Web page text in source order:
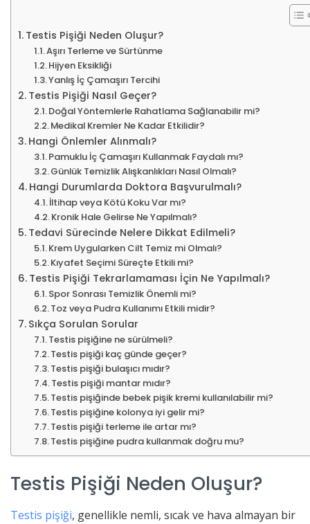
Testis Pişiği Neden Oluşur?
Aşırı Terleme ve Sürtünme
Hijyen Eksikliği
Yanlış İç Çamaşırı Tercihi
Testis Pişiği Nasıl Geçer?
Doğal Yöntemlerle Rahatlama Sağlanabilir mi?
Medikal Kremler Ne Kadar Etkilidir?
Hangi Önlemler Alınmalı?
Pamuklu İç Çamaşırı Kullanmak Faydalı mı?
Günlük Temizlik Alışkanlıkları Nasıl Olmalı?
Hangi Durumlarda Doktora Başvurulmalı?
İltihap veya Kötü Koku Var mı?
Kronik Hale Gelirse Ne Yapılmalı?
Tedavi Sürecinde Nelere Dikkat Edilmeli?
Krem Uygularken Cilt Temiz mi Olmalı?
Kıyafet Seçimi Süreçte Etkili mi?
Testis Pişiği Tekrarlamaması İçin Ne Yapılmalı?
Spor Sonrası Temizlik Önemli mi?
Toz veya Pudra Kullanımı Etkili midir?
Sıkça Sorulan Sorular
Testis pişiğine ne sürülmeli?
Testis pişiği kaç günde geçer?
Testis pişiği bulaşıcı mıdır?
Testis pişiği mantar mıdır?
Testis pişiğinde bebek pişik kremi kullanılabilir mi?
Testis pişiğine kolonya iyi gelir mi?
Testis pişiği terleme ile artar mı?
Testis pişiğine pudra kullanmak doğru mu?
Testis Pişiği Neden Oluşur?
Testis pişiği, genellikle nemli, sıcak ve hava almayan bir